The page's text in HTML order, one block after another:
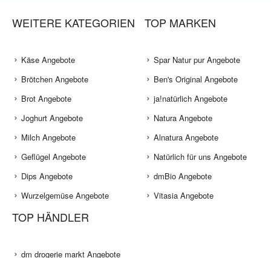
WEITERE KATEGORIEN
Käse Angebote
Brötchen Angebote
Brot Angebote
Joghurt Angebote
Milch Angebote
Geflügel Angebote
Dips Angebote
Wurzelgemüse Angebote
TOP MARKEN
Spar Natur pur Angebote
Ben's Original Angebote
ja!natürlich Angebote
Natura Angebote
Alnatura Angebote
Natürlich für uns Angebote
dmBio Angebote
Vitasia Angebote
TOP HÄNDLER
dm drogerie markt Angebote